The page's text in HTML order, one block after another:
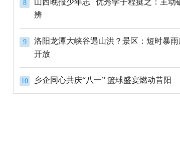
8
山西晚报少年志 | 优秀学子程挺之：主
辨
9
洛阳龙潭大峡谷遇山洪？景区：短时暴
开放
10 乡企同心共庆“八一” 篮球盛宴燃动昔阳